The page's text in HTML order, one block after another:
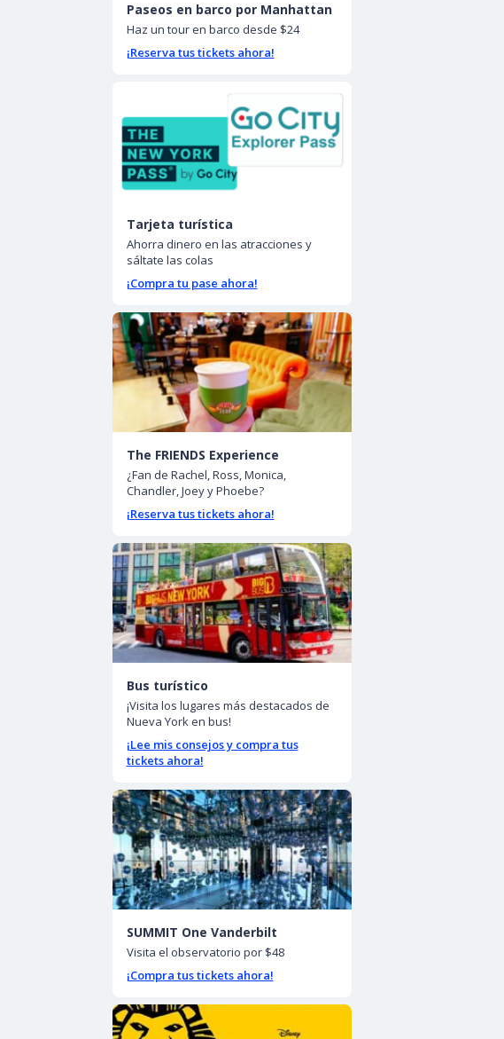
Paseos en barco por Manhattan
Haz un tour en barco desde $24
¡Reserva tus tickets ahora!
Tarjeta turística
Ahorra dinero en las atracciones y
sáltate las colas
¡Compra tu pase ahora!
The FRIENDS Experience
¿Fan de Rachel, Ross, Monica,
Chandler, Joey y Phoebe?
¡Reserva tus tickets ahora!
Bus turístico
¡Visita los lugares más destacados de
Nueva York en bus!
¡Lee mis consejos y compra tus
tickets ahora!
SUMMIT One Vanderbilt
Visita el observatorio por $48
¡Compra tus tickets ahora!